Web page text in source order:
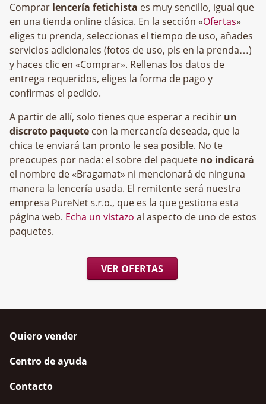
Comprar lencería fetichista es muy sencillo, igual que
en una tienda online clásica. En la sección «Ofertas»
eliges tu prenda, seleccionas el tiempo de uso, añades
servicios adicionales (fotos de uso, pis en la prenda…)
y haces clic en «Comprar». Rellenas los datos de
entrega requeridos, eliges la forma de pago y
confirmas el pedido.
A partir de allí, solo tienes que esperar a recibir un
discreto paquete con la mercancía deseada, que la
chica te enviará tan pronto le sea posible. No te
preocupes por nada: el sobre del paquete no indicará
el nombre de «Bragamat» ni mencionará de ninguna
manera la lencería usada. El remitente será nuestra
empresa
, que es la que gestiona esta
página web. Echa un vistazo al aspecto de uno de estos
paquetes.
VER OFERTAS
Quiero vender
Centro de ayuda
Contacto